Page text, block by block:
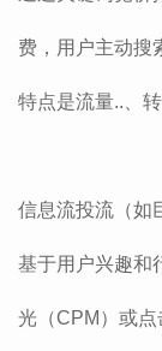
费，用户主动搜
特点是流量..、
信息流投流‌（如
基于用户兴趣和
光（CPM）或点